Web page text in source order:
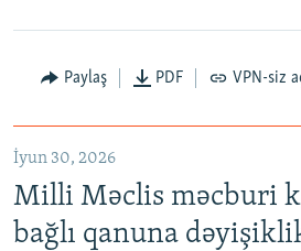
Paylaş PDF VPN-siz
İyun 30, 2026
Milli Məclis məcburi
bağlı qanuna